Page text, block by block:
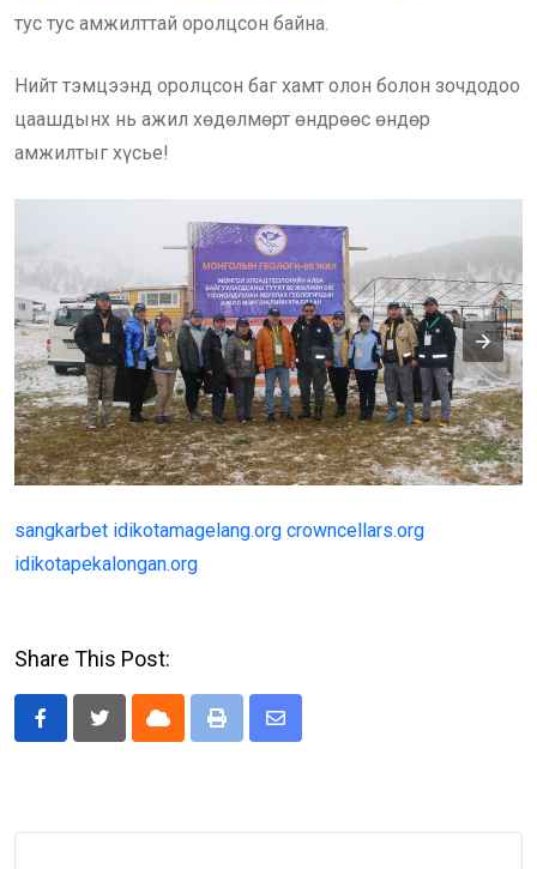
тус тус амжилттай оролцсон байна.
Нийт тэмцээнд оролцсон баг хамт олон болон зочдодоо
цаашдынх нь ажил хөдөлмөрт өндрөөс өндөр
амжилтыг хүсье!
sangkarbet idikotamagelang.org crowncellars.org
idikotapekalongan.org
Share This Post:
Cloud Print
Share